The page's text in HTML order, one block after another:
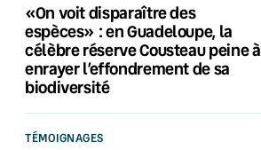
«On voit disparaître des
espèces» : en Guadeloupe, la
célèbre réserve Cousteau peine à
enrayer l’effondrement de sa
biodiversité
TÉMOIGNAGES